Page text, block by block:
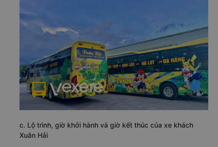
c. Lộ trình, giờ khởi hành và giờ kết thúc của xe khách
Xuân Hải